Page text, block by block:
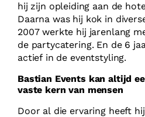
hij zijn opleiding aan de
Daarna was hij kok in
2007 werkte hij jarenlang
de partycatering. En de 6
actief in de eventstyling.
Bastian Events kan altijd
vaste kern van mensen
Door al die ervaring heeft